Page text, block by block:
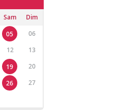
Sam
Dim
05
06
12
13
19
20
26
27